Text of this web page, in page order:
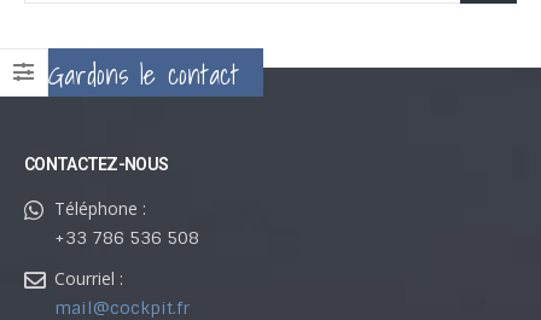
Gardons le contact
CONTACTEZ-NOUS
Téléphone :
+33 786 536 508
Courriel :
mail@cockpit.fr